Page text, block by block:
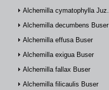
Alchemilla cymatophylla Juz.
Alchemilla decumbens Buser
Alchemilla effusa Buser
Alchemilla exigua Buser
Alchemilla fallax Buser
Alchemilla filicaulis Buser